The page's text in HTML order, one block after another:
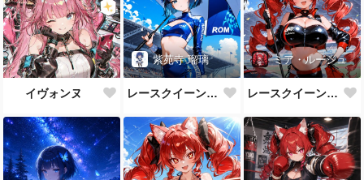
イヴォンヌ
紫苑寺 瑠璃
レースクイーン・瑠璃
ミア・ルージュ
レースクイーン・ミア